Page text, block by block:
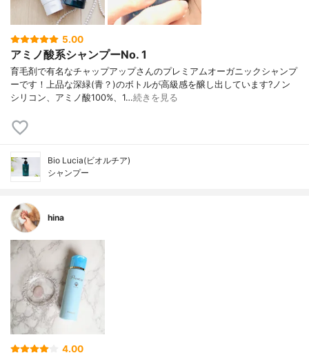
5.00
アミノ酸系シャンプーNo. 1
育毛剤で有名なチャップアップさんのプレミアムオーガニックシャンプ
ーです！上品な深緑(青？)のボトルが高級感を醸し出しています?ノン
シリコン、アミノ酸100%、1…続きを見る
Bio Lucia(ビオルチア)
シャンプー
hina
4.00